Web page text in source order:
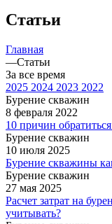
Статьи
Главная
—Статьи
За все время
2025 2024 2023 2022
Бурение скважин
8 февраля 2022
10 причин
Бурение скважин
10 июля 2025
Бурение скважины
Бурение скважин
27 мая 2025
Расчет затрат на
учитывать?